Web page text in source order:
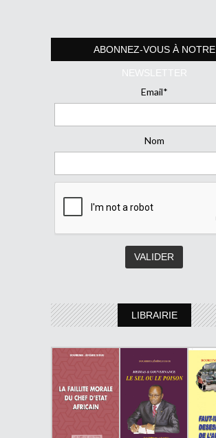
ABONNEZ-VOUS À NOTRE
NEWSLETTER
Email*
Nom
LIBRAIRIE